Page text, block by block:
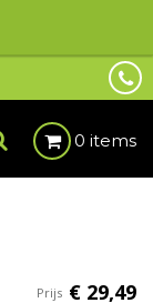
0 items
Prijs € 29,49